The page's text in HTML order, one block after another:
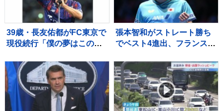
39歳・長友佑都がFC東京で
現役続行「僕の夢はこのユ
ャーレを掲げること」サポ
ーターから大歓声浴びる
張本智和がストレート勝ち
でベスト4進出、フランスの
あと2つ【WTTチャンピオ
ンズ横浜】